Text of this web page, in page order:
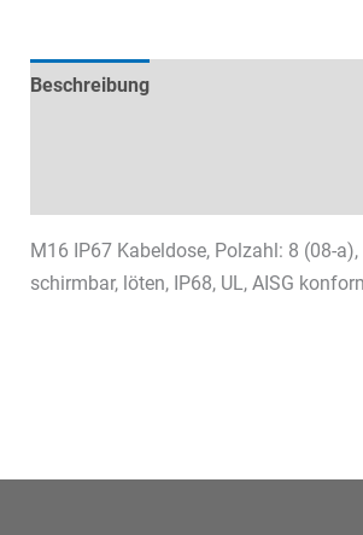
Beschreibung
M16 IP67 Kabeldose, Polzahl: 8 (08-a),
schirmbar, löten, IP68, UL, AISG